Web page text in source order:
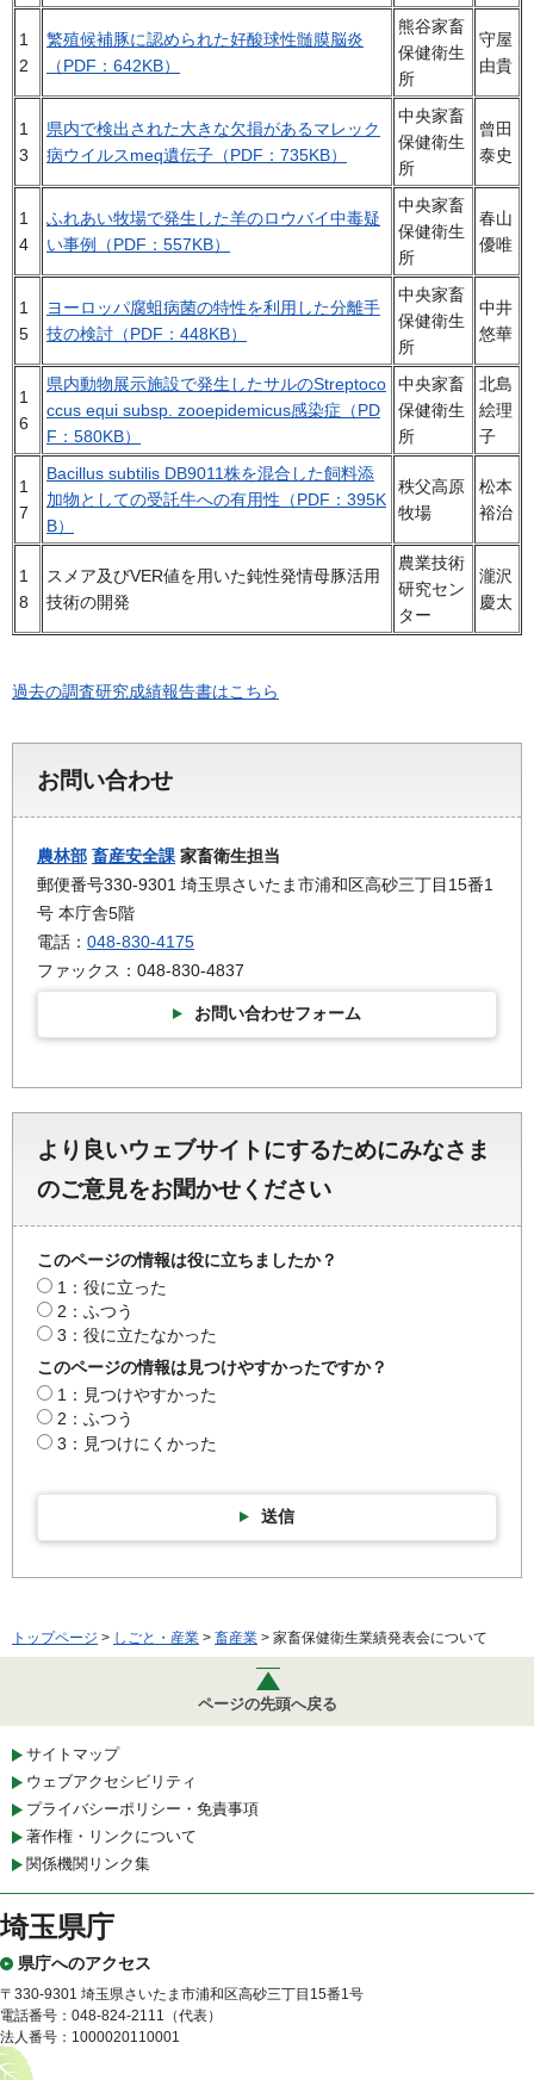
1
2
繁殖候補豚に認められた好酸球性髄膜脳炎
（PDF：642KB）
熊谷家畜
保健衛生
所
守屋
由貴
1
3
県内で検出された大きな欠損があるマレック
病ウイルスmeq遺伝子（PDF：735KB）
中央家畜
保健衛生
所
曾田
泰史
1
4
ふれあい牧場で発生した羊のロウバイ中毒疑
い事例（PDF：557KB）
中央家畜
保健衛生
所
春山
優唯
1
5
ヨーロッパ腐蛆病菌の特性を利用した分離手
技の検討（PDF：448KB）
中央家畜
保健衛生
所
中井
悠華
1
6
県内動物展示施設で発生したサルのStreptoco
ccus equi subsp. zooepidemicus感染症（PD
F：580KB）
中央家畜
保健衛生
所
北島
絵理
子
1
7
Bacillus subtilis DB9011株を混合した飼料添
加物としての受託牛への有用性（PDF：395K
B）
秩父高原
牧場
松本
裕治
1
8
スメア及びVER値を用いた鈍性発情母豚活用
技術の開発
農業技術
研究セン
ター
瀧沢
慶太
過去の調査研究成績報告書はこちら
お問い合わせ
農林部 畜産安全課 家畜衛生担当
郵便番号330-9301 埼玉県さいたま市浦和区高砂三丁目15番1
号 本庁舎5階
電話： 048-830-4175
ファックス：048-830-4837
お問い合わせフォーム
より良いウェブサイトにするためにみなさま
のご意見をお聞かせください
このページの情報は役に立ちましたか？
1：役に立った
2：ふつう
3：役に立たなかった
このページの情報は見つけやすかったですか？
1：見つけやすかった
2：ふつう
3：見つけにくかった
送信
トップページ > しごと・産業 > 畜産業 > 家畜保健衛生業績発表会について
ページの先頭へ戻る
サイトマップ
ウェブアクセシビリティ
プライバシーポリシー・免責事項
著作権・リンクについて
関係機関リンク集
埼玉県庁
県庁へのアクセス
〒330-9301 埼玉県さいたま市浦和区高砂三丁目15番1号
電話番号：048-824-2111（代表）
法人番号：1000020110001